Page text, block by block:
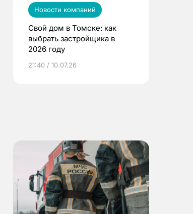
Новости компаний
Свой дом в Томске: как
выбрать застройщика в
2026 году
21:40 / 10.07.26